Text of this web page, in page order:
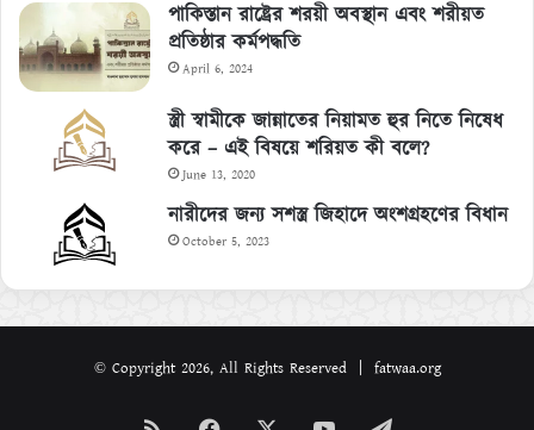
পাকিস্তান রাষ্ট্রের শরয়ী অবস্থান এবং শরীয়ত
প্রতিষ্ঠার কর্মপদ্ধতি
April 6, 2024
স্ত্রী স্বামীকে জান্নাতের নিয়ামত হুর নিতে নিষেধ
করে – এই বিষয়ে শরিয়ত কী বলে?
June 13, 2020
নারীদের জন্য সশস্ত্র জিহাদে অংশগ্রহণের বিধান
October 5, 2023
© Copyright 2026, All Rights Reserved | fatwaa.org